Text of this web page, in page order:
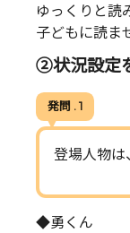
ゆっくりと読
子どもに読ま
②状況設定
発問 . 1
登場人物は
◆勇くん